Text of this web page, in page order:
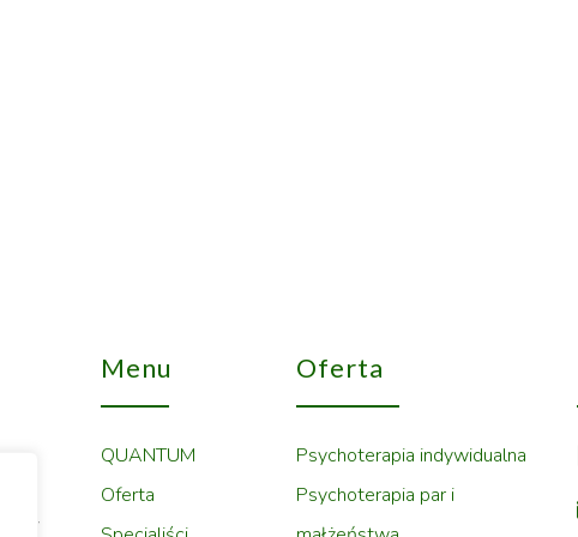
to
Menu
QUANTUM
Oferta
Oferta
Psychoterapia indywidualna
Psychoterapia par i